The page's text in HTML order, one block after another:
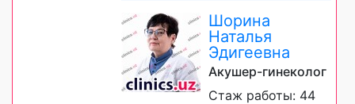
Шорина
Наталья
Эдигеевна
Акушер-гинеколог
Стаж работы: 44